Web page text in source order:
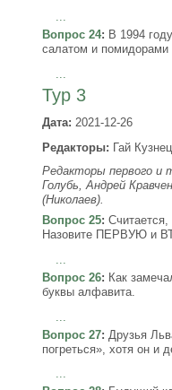
...
Вопрос 24: В 1994
салатом и помидорами
...
Тур 3
Дата: 2021-12-26
Редакторы: Гай
Редакторы первого и
Голубь, Андрей
(Николаев).
Вопрос 25:
Назовите ПЕРВУЮ и
Вопрос 26: Как
буквы алфавита.
Вопрос 27: Друзья
погреться», хотя он и
...